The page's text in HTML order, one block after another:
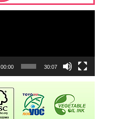
00:00 30:07